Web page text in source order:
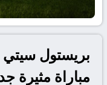
بريستول سيتي
مباراة مثيرة